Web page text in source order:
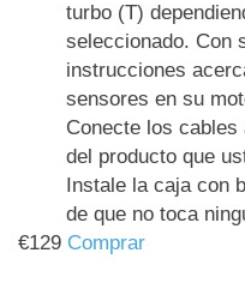
turbo (T)
seleccionado. Con
instrucciones
sensores en su
Conecte los cables
del producto que
Instale la caja con
de que no toca
€129 Comprar